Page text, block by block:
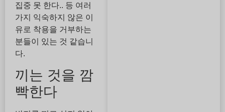
집중 못 한다.. 등 여러
가지 익숙하지 않은 이
유로 착용을 거부하는
분들이 있는 것 같습니
다.
끼는 것을 깜
빡한다